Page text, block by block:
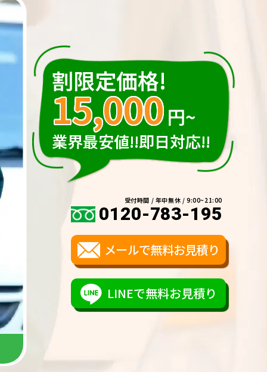
割限定価格!
15,000 円~
業界最安値!!即日対応!!
受付時間 / 年中無休 / 9:00~21:00
0120-783-195
メールで無料お見積り
LINEで無料お見積り